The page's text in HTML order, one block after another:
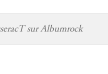
sur Albumrock